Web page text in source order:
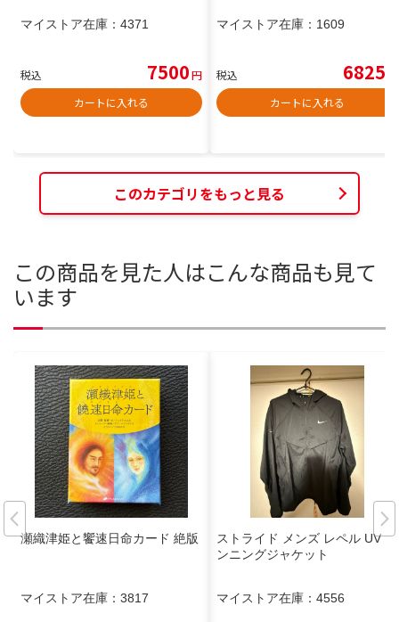
マイストア在庫： 4371
税込 7500円
カートに入れる
マイストア在庫： 1609
税込 6825
カートに入れる
このカテゴリをもっと見る
この商品を見た人はこんな商品も見て
います
瀬織津姫と饗速日命カード 絶版
マイストア在庫： 3817
ストライド メンズ レペル UV ラ
ンニングジャケット
マイストア在庫： 4556